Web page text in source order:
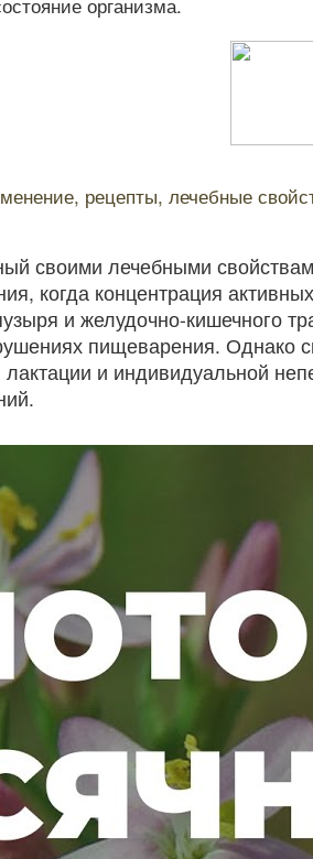
рецепты, лечебные
своими лечебными
когда концентрация
и желудочно-кишечного
пищеварения. Однако
и индивидуальной